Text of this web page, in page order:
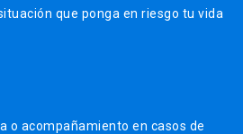
que ponga en riesgo tu vida
o acompañamiento en casos de